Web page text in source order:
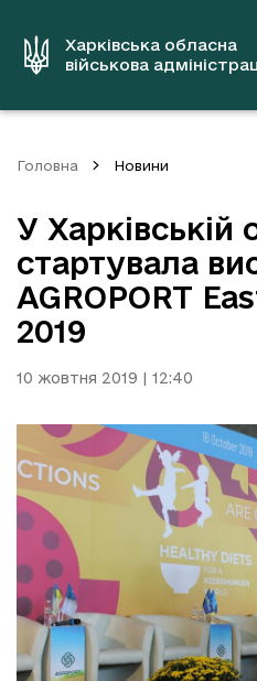
вмістуХарківська обласна
військова
Головна Новини
У Харківській
стартувала
AGROPORT
2019
10 жовтня 2019 | 12:40